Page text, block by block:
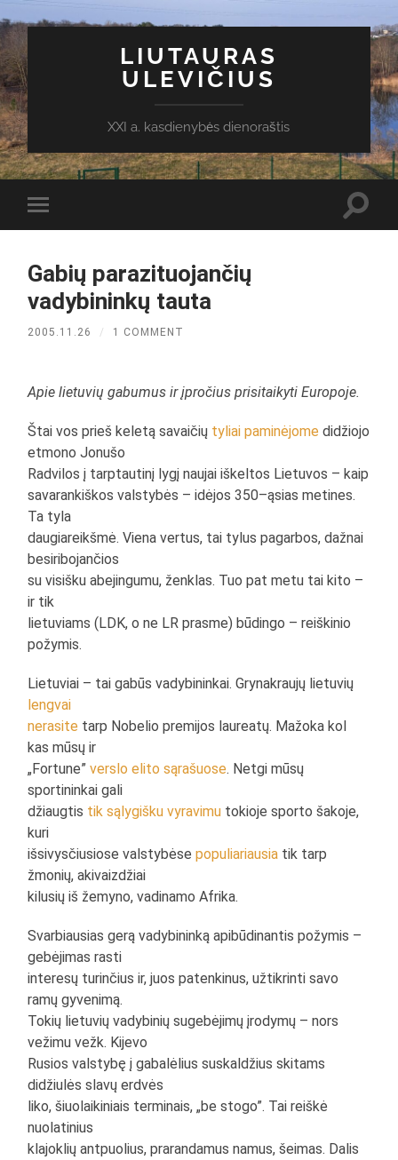
LIUTAURAS
ULEVIČIUS
XXI a. kasdienybės dienoraštis
Toggle
mobile
Gabių parazituojančių
vadybininkų tauta
2005.11.26 / 1 COMMENT
Apie lietuvių gabumus ir įpročius prisitaikyti Europoje.
Štai vos prieš keletą savaičių tyliai paminėjome didžiojo
etmono Jonušo
Radvilos į tarptautinį lygį naujai iškeltos Lietuvos – kaip
savarankiškos valstybės – idėjos 350–ąsias metines.
Ta tyla
daugiareikšmė. Viena vertus, tai tylus pagarbos, dažnai
besiribojančios
su visišku abejingumu, ženklas. Tuo pat metu tai kito –
ir tik
lietuviams (LDK, o ne LR prasme) būdingo – reiškinio
požymis.
Lietuviai – tai gabūs vadybininkai. Grynakraujų lietuvių
lengvai
nerasite tarp Nobelio premijos laureatų. Mažoka kol
kas mūsų ir
„Fortune”verslo elito sąrašuose. Netgi mūsų
sportininkai gali
džiaugtis tik sąlygišku vyravimu tokioje sporto šakoje,
kuri
išsivysčiusiose valstybėsepopuliariausia tik tarp
žmonių, akivaizdžiai
kilusių iš žemyno, vadinamo Afrika.
Svarbiausias gerą vadybininką apibūdinantis požymis –
gebėjimas rasti
interesų turinčius ir, juos patenkinus, užtikrinti savo
ramų gyvenimą.
Tokių lietuvių vadybinių sugebėjimų įrodymų – nors
vežimu vežk. Kijevo
Rusios valstybę į gabalėlius suskaldžius skitams
didžiulės slavų erdvės
liko, šiuolaikiniais terminais, „be stogo”. Tai reiškė
nuolatinius
klajoklių antpuolius, prarandamus namus, šeimas. Dalis